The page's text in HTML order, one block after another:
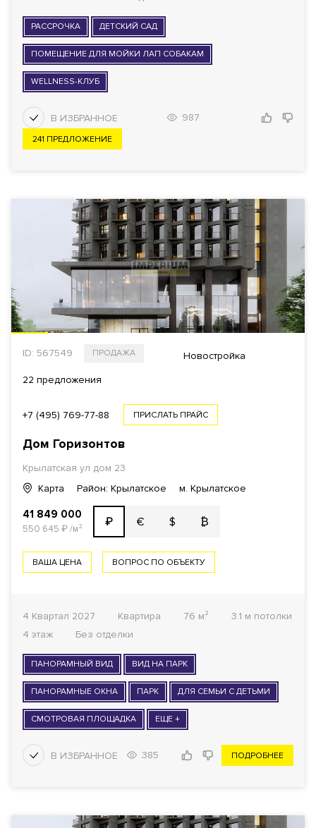
РАССРОЧКА ДЕТСКИЙ САД
ПОМЕЩЕНИЕ ДЛЯ МОЙКИ ЛАП СОБАКАМ
WELLNESS-КЛУБ
987
241 ПРЕДЛОЖЕНИЕ
ID: 567549 ПРОДАЖА Новостройка
22 предложения
+7 (495) 769-77-88 ПРИСЛАТЬ ПРАЙС
Дом Горизонтов
Крылатская ул дом 23
Карта
Район: Крылатское м. Крылатское
41 849 000
550 645 ₽/м² ₽ € $ ₿
ВАША ЦЕНА ВОПРОС ПО ОБЪЕКТУ
4 Квартал 2027 Квартира 76 м²
3.1 м потолки
4 этаж
Без отделки
ПАНОРАМНЫЙ ВИД ВИД НА ПАРК
ПАНОРАМНЫЕ ОКНА ПАРК ДЛЯ СЕМЬИ С ДЕТЬМИ
СМОТРОВАЯ ПЛОЩАДКА ЕЩЕ +
385 ПОДРОБНЕЕ